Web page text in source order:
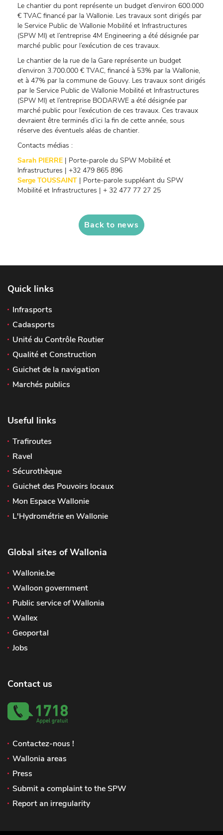
Le chantier du pont représente un budget d’environ 600.000
€ TVAC financé par la Wallonie. Les travaux sont dirigés par
le Service Public de Wallonie Mobilité et Infrastructures
(SPW MI) et l’entreprise 4M Engineering a été désignée par
marché public pour l’exécution de ces travaux.
Le chantier de la rue de la Gare représente un budget
d’environ 3.700.000 € TVAC, financé à 53% par la Wallonie,
et à 47% par la commune de Gouvy. Les travaux sont dirigés
par le Service Public de Wallonie Mobilité et Infrastructures
(SPW MI) et l’entreprise BODARWE a été désignée par
marché public pour l’exécution de ces travaux. Ces travaux
devraient être terminés d’ici la fin de cette année, sous
réserve des éventuels aléas de chantier.
Contacts médias :
Sarah PIERRE | Porte-parole du SPW Mobilité et
Infrastructures | +32 479 865 896
Serge TOUSSAINT | Porte-parole suppléant du SPW
Mobilité et Infrastructures | + 32 477 77 27 25
Back to news
Quick links
Infrasports
Cadasports
Unité du Contrôle Routier
Qualité et Construction
Guichet de la navigation
Marchés publics
Useful links
Trafiroutes
Ravel
Sécurothèque
Guichet des Pouvoirs locaux
Mon Espace Wallonie
L'Hydrométrie en Wallonie
Global sites of Wallonia
Wallonie.be
Walloon government
Public service of Wallonia
Wallex
Geoportal
Jobs
Contact us
Contactez-nous !
Wallonia areas
Press
Submit a complaint to the SPW
Report an irregularity